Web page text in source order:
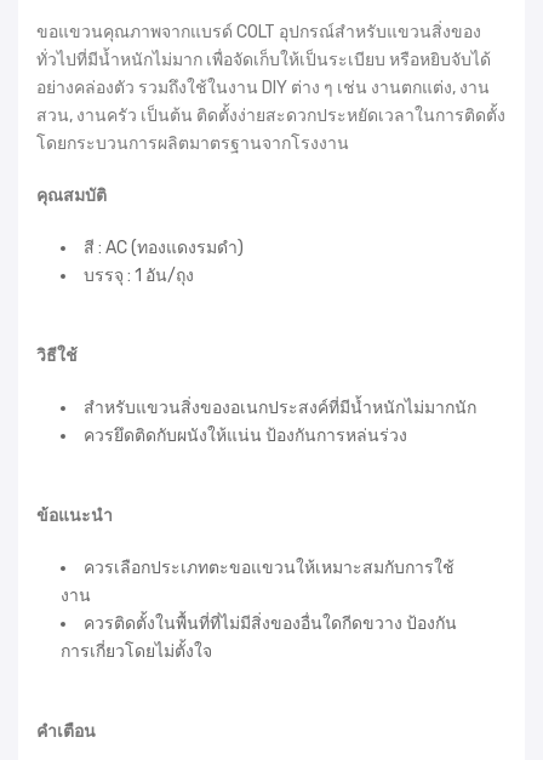
ขอแขวนคุณภาพจากแบรด์ COLT อุปกรณ์สำหรับแขวนสิ่งของ
ทั่วไปที่มีน้ำหนักไม่มาก เพื่อจัดเก็บให้เป็นระเบียบ หรือหยิบจับได้
อย่างคล่องตัว รวมถึงใช้ในงาน DIY ต่าง ๆ เช่น งานตกแต่ง, งาน
สวน, งานครัว เป็นต้น ติดตั้งง่ายสะดวกประหยัดเวลาในการติดตั้ง
โดยกระบวนการผลิตมาตรฐานจากโรงงาน
คุณสมบัติ
สี : AC (ทองแดงรมดำ)
บรรจุ : 1 อัน/ถุง
วิธีใช้
สำหรับแขวนสิ่งของอเนกประสงค์ที่มีน้ำหนักไม่มากนัก
ควรยึดติดกับผนังให้แน่น ป้องกันการหล่นร่วง
ข้อแนะนำ
ควรเลือกประเภทตะขอแขวนให้เหมาะสมกับการใช้
งาน
ควรติดตั้งในพื้นที่ที่ไม่มีสิ่งของอื่นใดกีดขวาง ป้องกัน
การเกี่ยวโดยไม่ตั้งใจ
คำเตือน